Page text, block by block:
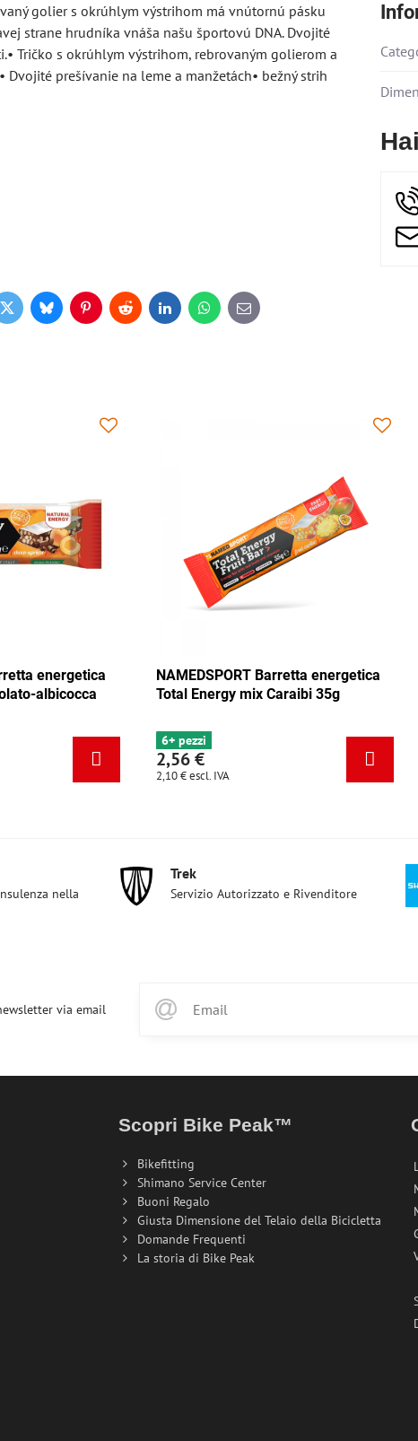
golier s okrúhlym výstrihom má vnútornú pásku
strane hrudníka vnáša našu športovú DNA. Dvojité
Tričko s okrúhlym výstrihom, rebrovaným golierom a
prešívanie na leme a manžetách• bežný strih
TwitterBlueskyPinterestRedditLinkedInWhatsApp
E-
mail
NAMEDSPORT Barretta energetica
Total Energy cioccolato-albicocca
4 pezzi
2,56 €
escl. IVA
Total
6+ pezzi
2,56 €
nella
Trek
Servizio Autorizzato e Rivenditore
via email
Scopri Bike Peak™
Bikefitting
Shimano Service Center
Buoni Regalo
Giusta Dimensione del Telaio della Bicicletta
Domande Frequenti
La storia di Bike Peak